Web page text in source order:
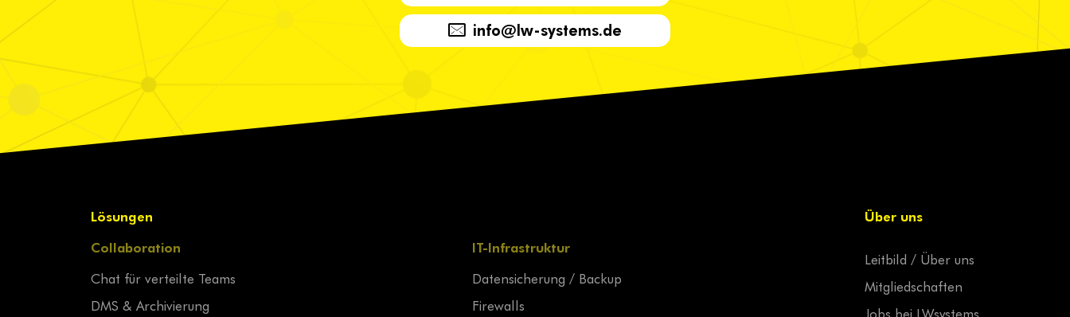
info@lw-systems.de
Lösungen
Collaboration
Chat für verteilte Teams
DMS & Archivierung
IT-Infrastruktur
Datensicherung / Backup
Firewalls
Über uns
Leitbild / Über uns
Mitgliedschaften
Jobs bei LWsystems